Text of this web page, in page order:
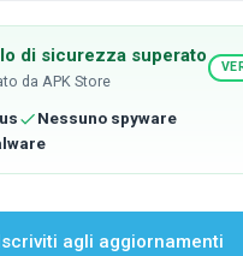
di sicurezza superato
da APK Store
Nessuno spyware
agli aggiornamenti